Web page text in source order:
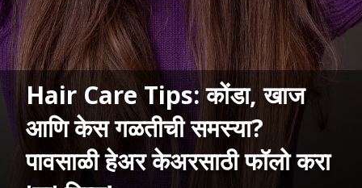
Hair Care Tips: कोंडा, खाज
आणि केस गळतीची समस्या?
पावसाळी हेअर केअरसाठी फॉलो करा